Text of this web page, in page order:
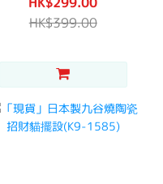
HK$399.00